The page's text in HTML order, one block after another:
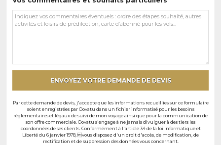
Vos
commentaires
ENVOYEZ VOTRE DEMANDE DE DEVIS
Par cette demande de devis, j'accepte que les informations recueillies sur ce formulaire
soient enregistrées par Oovatu dans un fichier informatisé pour les besoins
réglementaires et légaux de suivi de mon voyage ainsi que pour la communication de
son offre commerciale. Oovatu s'engage à ne jamais divulguer à des tiers les
coordonnées de ses clients. Conformément à l'article 34 de la loi Informatique et
Liberté du 6 janvier 1978, vous disposez d'un droit d'accès, de modification, de
rectification et de suppression des données vous concernant.